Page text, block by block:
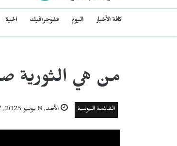
كافة الأخبار اليوم انفوجرافيك الحياة
من هي الثورية
القائمة اليومية الأحد, 8 يونيو 2025, 08:37